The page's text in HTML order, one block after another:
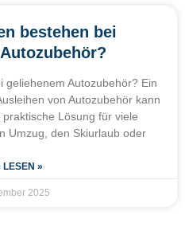
bestehen bei
geliehenem Autozubehör? Ein
von Autozubehör kann
Lösung für viele
Umzug, den Skiurlaub oder
LESEN »
2025